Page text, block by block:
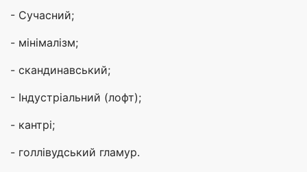
- Сучасний;
- мінімалізм;
- скандинавський;
- Індустріальний (лофт);
- кантрі;
- голлівудський гламур.